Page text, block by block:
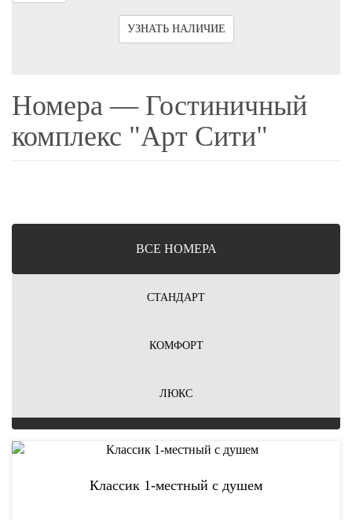
УЗНАТЬ НАЛИЧИЕ
Номера — Гостиничный
комплекс "Арт Сити"
ВCЕ НОМЕРА
СТАНДАРТ
КОМФОРТ
ЛЮКС
Классик 1-местный с душем